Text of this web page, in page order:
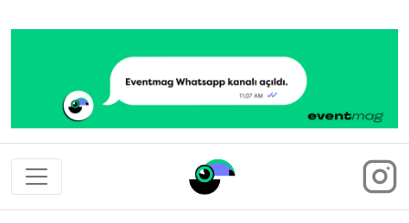
Eventmag